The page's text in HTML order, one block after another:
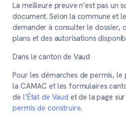
La meilleure preuve n’est pas un
document. Selon la commune et
demander à consulter le dossier,
plans et des autorisations
Dans le canton de Vaud
Pour les démarches de permis, le
la CAMAC et les formulaires
del’État de Vaud et de la page
permis de construire.